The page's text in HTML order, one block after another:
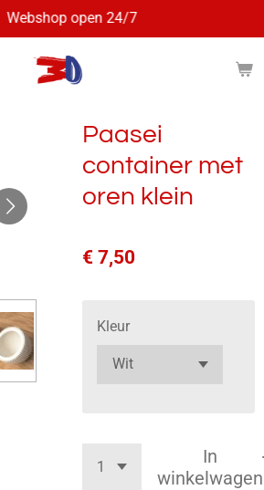
Webshop open 24/7
Paasei
container met
oren klein
€ 7,50
Kleur
In
winkelwagen